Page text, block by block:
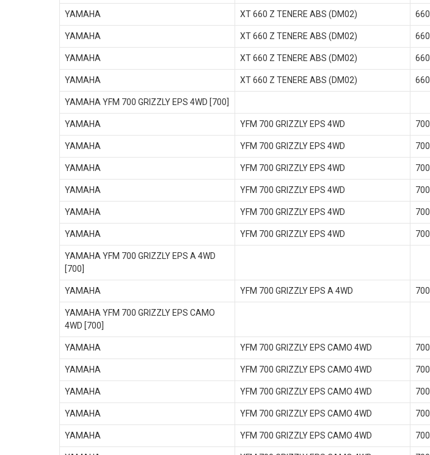
YAMAHA XT 660 Z TENERE ABS (DM02) 660
YAMAHA XT 660 Z TENERE ABS (DM02) 660
YAMAHA XT 660 Z TENERE ABS (DM02) 660
YAMAHA XT 660 Z TENERE ABS (DM02) 660
YAMAHA YFM 700 GRIZZLY EPS 4WD [700]
YAMAHA YFM 700 GRIZZLY EPS 4WD 700
YAMAHA YFM 700 GRIZZLY EPS 4WD 700
YAMAHA YFM 700 GRIZZLY EPS 4WD 700
YAMAHA YFM 700 GRIZZLY EPS 4WD 700
YAMAHA YFM 700 GRIZZLY EPS 4WD 700
YAMAHA YFM 700 GRIZZLY EPS 4WD 700
YAMAHA YFM 700 GRIZZLY EPS A 4WD
[700]
YAMAHA YFM 700 GRIZZLY EPS A 4WD 700
YAMAHA YFM 700 GRIZZLY EPS CAMO
4WD [700]
YAMAHA YFM 700 GRIZZLY EPS CAMO 4WD 700
YAMAHA YFM 700 GRIZZLY EPS CAMO 4WD 700
YAMAHA YFM 700 GRIZZLY EPS CAMO 4WD 700
YAMAHA YFM 700 GRIZZLY EPS CAMO 4WD 700
YAMAHA YFM 700 GRIZZLY EPS CAMO 4WD 700